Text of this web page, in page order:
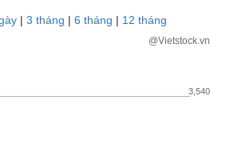
| 3 tháng | 6 tháng | 12 tháng
@Vietstock.vn
3,540